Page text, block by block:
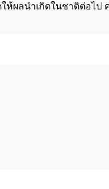
ห้ผลนำเกิดในชาติต่อไ